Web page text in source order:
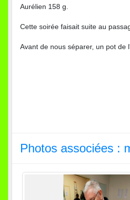
Aurélien 158 g.
Cette soirée faisait suite au
Avant de nous séparer, un pot de
Photos associées :